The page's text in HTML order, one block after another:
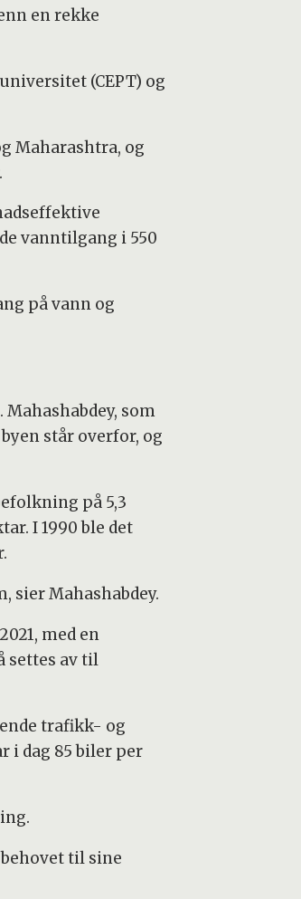
en rekke
(CEPT) og
Maharashtra, og
vanntilgang i 550
på vann og
som
står overfor, og
på 5,3
I 1990 ble det
sier Mahashabdey.
med en
settes av til
trafikk- og
i dag 85 biler per
til sine